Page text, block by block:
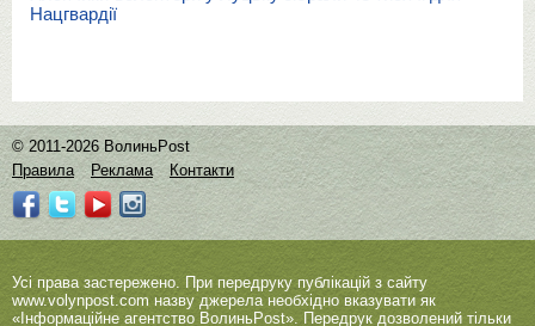
Нацгвардії
© 2011-2026 ВолиньPost
Правила
Реклама Контакти
Усі права застережено. При передруку публікацій з сайту
www.volynpost.com назву джерела необхідно вказувати як
«Інформаційне агентство ВолиньPost». Передрук дозволений тільки